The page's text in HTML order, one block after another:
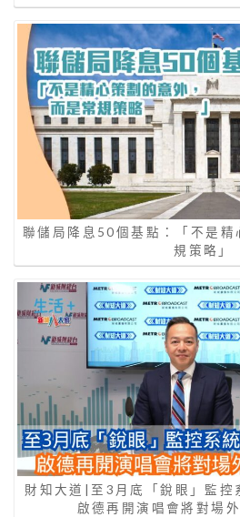
聯儲局降息50個基點：「不是精
規策略」
財知大道|至3月底「銳眼」監控
啟德再開演唱會將對場